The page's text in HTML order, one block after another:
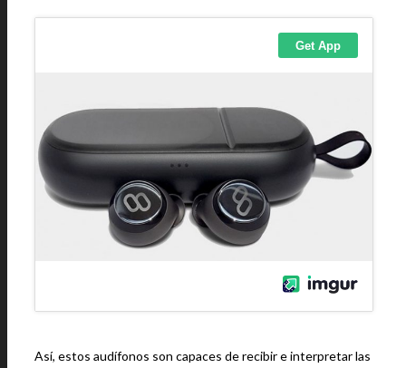
Así, estos audífonos son capaces de recibir e interpretar las